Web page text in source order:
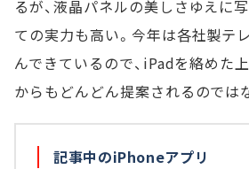
るが、液晶パネルの美しさゆえに
ての実力も高い。今年は各社製テ
んできているので、iPadを絡めた
からもどんどん提案されるのでは
記事中のiPhoneアプリ